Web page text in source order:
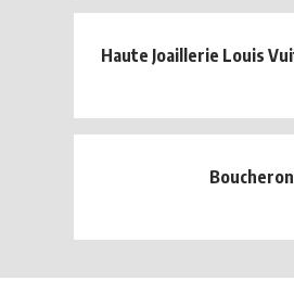
Haute Joaillerie Louis